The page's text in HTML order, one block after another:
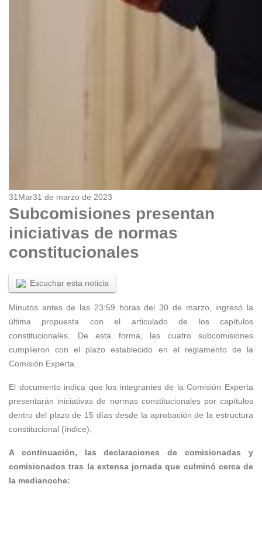
31 Mar31 de marzo de 2023
Subcomisiones presentan
iniciativas de normas
constitucionales
Escuchar esta noticia
Minutos antes de las 23:59 horas del 30 de marzo, ingresó la
última propuesta con el articulado de los capítulos
constitucionales. De esta forma, las cuatro subcomisiones
cumplieron con el plazo establecido en el reglamento de la
Comisión Experta.
El documento indica que los integrantes de la Comisión Experta
presentarán iniciativas de normas constitucionales por capítulos
dentro del plazo de 15 días desde la aprobación de la estructura
constitucional (índice).
A continuación, las declaraciones de comisionadas y
comisionados tras la extensa jornada que culminó cerca de
la medianoche: